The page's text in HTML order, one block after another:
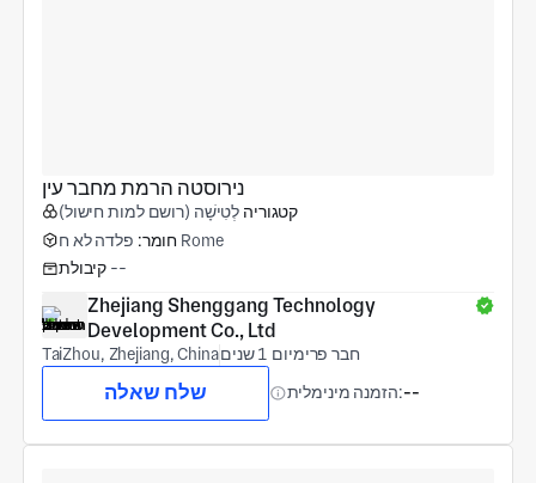
נירוסטה הרמת מחבר עין
קטגוריה לְטִישָׁה (רושם למות חישול)
חומר: פלדה לא ח Rome
קיבולת --
Zhejiang Shenggang Technology
Development Co., Ltd
TaiZhou, Zhejiang, China חבר פרימיום 1 שנים
שלח שאלה הזמנה מינימלית:--